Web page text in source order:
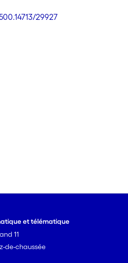
29927
et télématique
11
de-chaussée